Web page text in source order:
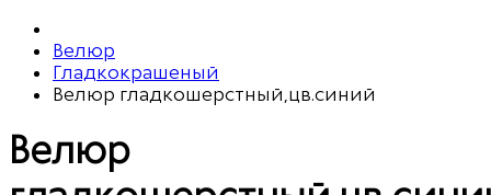
Велюр
Гладкокрашеный
Велюр гладкошерстный,цв.синий
Велюр